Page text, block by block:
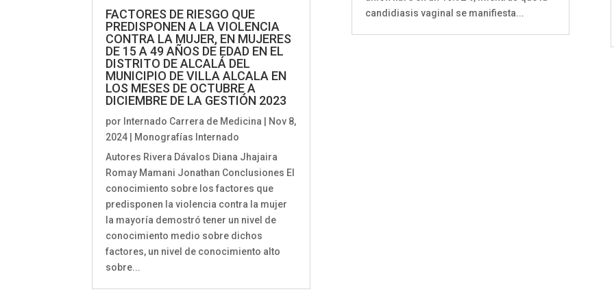
FACTORES DE RIESGO QUE
PREDISPONEN A LA VIOLENCIA
CONTRA LA MUJER, EN MUJERES
DE 15 A 49 AÑOS DE EDAD EN EL
DISTRITO DE ALCALÁ DEL
MUNICIPIO DE VILLA ALCALA EN
LOS MESES DE OCTUBRE A
DICIEMBRE DE LA GESTIÓN 2023
por Internado Carrera de Medicina
Nov 8,
2024
Monografías Internado
Autores Rivera Dávalos Diana Jhajaira
Romay Mamani Jonathan Conclusiones El
conocimiento sobre los factores que
predisponen la violencia contra la mujer
la mayoría demostró tener un nivel de
conocimiento medio sobre dichos
factores, un nivel de conocimiento alto
sobre...
candidiasis vaginal se manifiesta...